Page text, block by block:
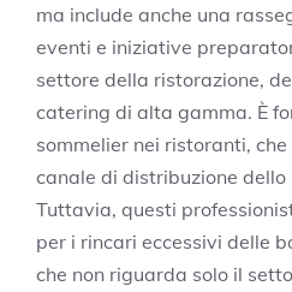
ma include anche una
eventi e iniziative
settore della ristorazione,
catering di alta gamma. È
sommelier nei ristoranti,
canale di distribuzione
Tuttavia, questi
per i rincari eccessivi delle
che non riguarda solo il